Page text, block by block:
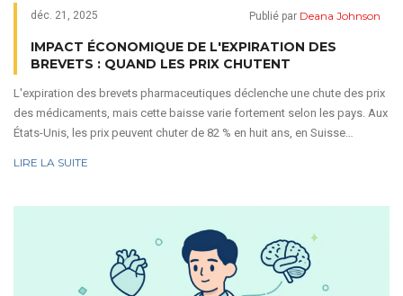
déc. 21, 2025 Publié par Deana Johnson
IMPACT ÉCONOMIQUE DE L'EXPIRATION DES
BREVETS : QUAND LES PRIX CHUTENT
L'expiration des brevets pharmaceutiques déclenche une chute des prix
des médicaments, mais cette baisse varie fortement selon les pays. Aux
États-Unis, les prix peuvent chuter de 82 % en huit ans, en Suisse
LIRE LA SUITE